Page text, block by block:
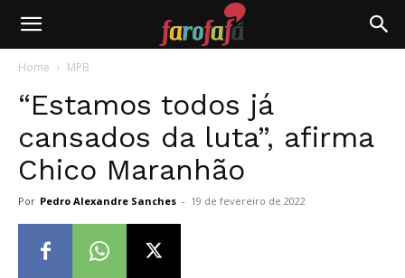
Farofafá
Home MPB
“Estamos todos já
cansados da luta”, afirma
Chico Maranhão
Por Pedro Alexandre Sanches - 19 de fevereiro de 2022